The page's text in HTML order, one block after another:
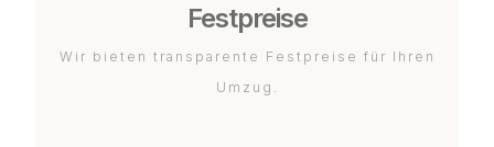
Festpreise
Wir bieten transparente Festpreise für Ihren
Umzug.